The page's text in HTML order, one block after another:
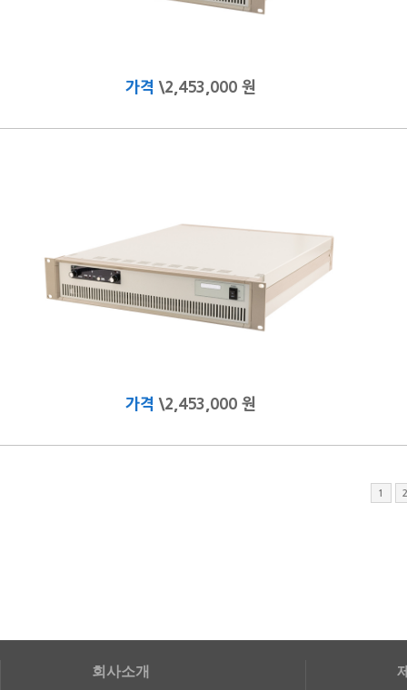
가격\2,453,000 원
가격\2,453,000 원
1
회사소개